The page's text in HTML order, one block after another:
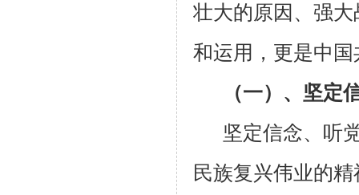
壮大的原因、强
和运用，更是中
（一）、坚定
坚定信念、听
民族复兴伟业的